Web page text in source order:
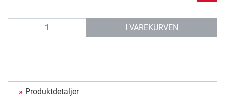
I VAREKURVEN
Produktdetaljer